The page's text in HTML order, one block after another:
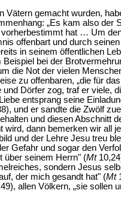
Vätern gemacht wurden,
„Es kam also der
hat … Um
offenbart und durch
in seinem öffentlichen
bei der
die Not der vielen
zu offenbaren, „die für
Dörfer zog, traf er viele,
entsprang seine
und er sandte die Zwölf
und diesen Abschnitt
wird, dann bemerken wir all
und der Lehre Jesu treu
Gefahr und sogar den
über seinem Herrn" (Mt
sondern Jesus
der mich gesandt hat" (Mt
allen Völkern, „sie sollen